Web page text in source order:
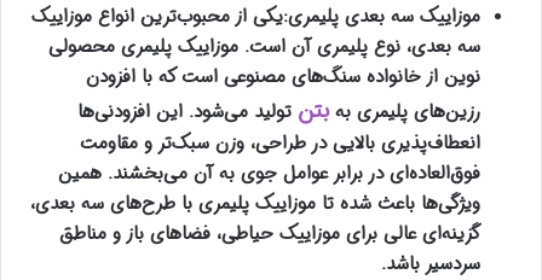
موزاییک سه بعدی پلیمری:یکی از محبوب‌ترین انواع موزاییک
سه بعدی، نوع پلیمری آن است. موزاییک پلیمری محصولی
نوین از خانواده سنگ‌های مصنوعی است که با افزودن
رزین‌های پلیمری بهبتن تولید می‌شود. این افزودنی‌ها
انعطاف‌پذیری بالایی در طراحی، وزن سبک‌تر و مقاومت
فوق‌العاده‌ای در برابر عوامل جوی به آن می‌بخشند. همین
ویژگی‌ها باعث شده تا موزاییک پلیمری با طرح‌های سه بعدی،
گزینه‌ای عالی برای موزاییک حیاطی، فضاهای باز و مناطق
سردسیر باشد.